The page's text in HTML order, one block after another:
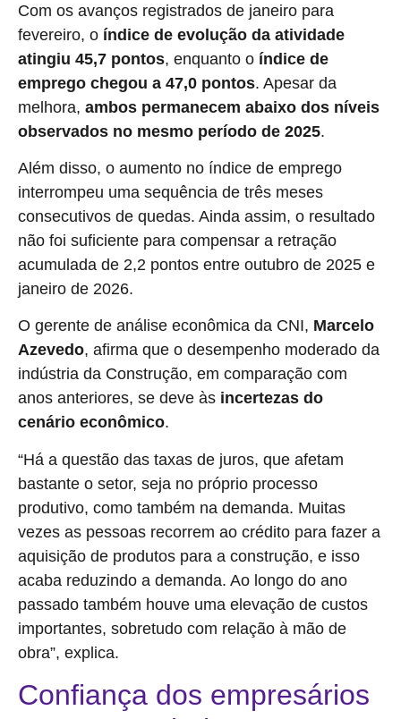
Com os avanços registrados de janeiro para
fevereiro, o índice de evolução da atividade
atingiu 45,7 pontos, enquanto o índice de
emprego chegou a 47,0 pontos. Apesar da
melhora, ambos permanecem abaixo dos níveis
observados no mesmo período de 2025.
Além disso, o aumento no índice de emprego
interrompeu uma sequência de três meses
consecutivos de quedas. Ainda assim, o resultado
não foi suficiente para compensar a retração
acumulada de 2,2 pontos entre outubro de 2025 e
janeiro de 2026.
O gerente de análise econômica da CNI, Marcelo
Azevedo, afirma que o desempenho moderado da
indústria da Construção, em comparação com
anos anteriores, se deve às incertezas do
cenário econômico.
“Há a questão das taxas de juros, que afetam
bastante o setor, seja no próprio processo
produtivo, como também na demanda. Muitas
vezes as pessoas recorrem ao crédito para fazer a
aquisição de produtos para a construção, e isso
acaba reduzindo a demanda. Ao longo do ano
passado também houve uma elevação de custos
importantes, sobretudo com relação à mão de
obra”, explica.
Confiança dos empresários